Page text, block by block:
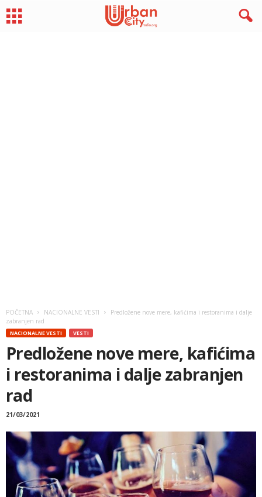
POČETNA NACIONALNE VESTI
Predložene nove mere, kafićima i restoranima i dalje
zabranjen rad
NACIONALNE VESTI VESTI
Predložene nove mere, kafićima
i restoranima i dalje zabranjen
rad
21/03/2021